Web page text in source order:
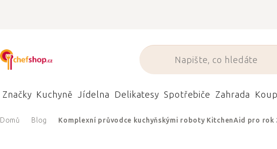
Značky Kuchyně Jídelna Delikatesy Spotřebiče Zahrada
Domů Blog Komplexní průvodce kuchyňskými roboty KitchenAid pro rok